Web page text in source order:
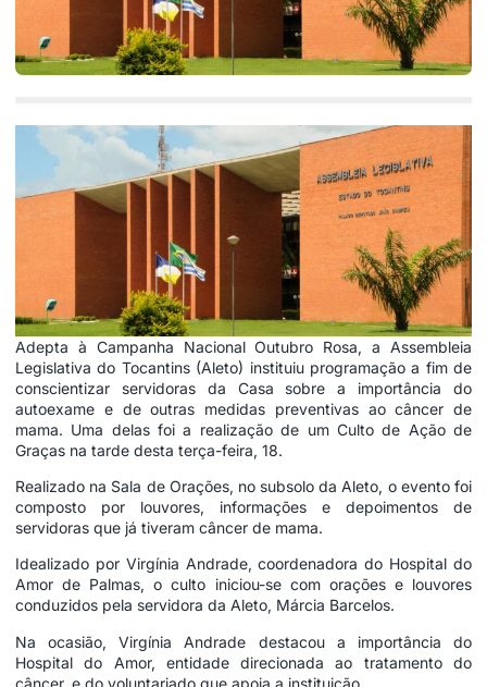
Adepta à Campanha Nacional Outubro Rosa, a Assembleia
Legislativa do Tocantins (Aleto) instituiu programação a fim de
conscientizar servidoras da Casa sobre a importância do
autoexame e de outras medidas preventivas ao câncer de
mama. Uma delas foi a realização de um Culto de Ação de
Graças na tarde desta terça-feira, 18.
Realizado na Sala de Orações, no subsolo da Aleto, o evento foi
composto por louvores, informações e depoimentos de
servidoras que já tiveram câncer de mama.
Idealizado por Virgínia Andrade, coordenadora do Hospital do
Amor de Palmas, o culto iniciou-se com orações e louvores
conduzidos pela servidora da Aleto, Márcia Barcelos.
Na ocasião, Virgínia Andrade destacou a importância do
Hospital do Amor, entidade direcionada ao tratamento do
câncer, e do voluntariado que apoia a instituição.